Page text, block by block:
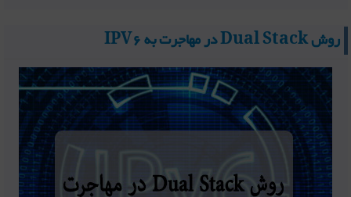
روش Dual Stack در مهاجرت به IPV6